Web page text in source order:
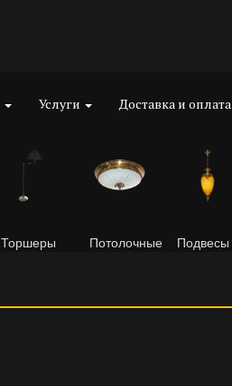
Услуги Доставка и оплата
Торшеры Потолочные Подвесы